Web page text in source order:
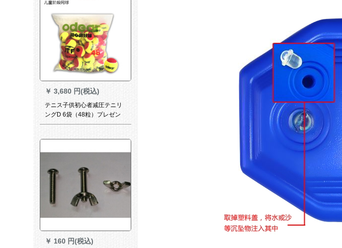
￥ 3,680 円(税込)
テニス子供初心者减圧テニリ
ングD 6袋（48粒）プレゼン
ト
￥ 160 円(税込)